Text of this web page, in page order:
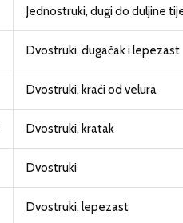
Jednostruki, dugi do duljine
Dvostruki, dugačak i lepezast
Dvostruki, kraći od velura
Dvostruki, kratak
Dvostruki
Dvostruki, lepezast